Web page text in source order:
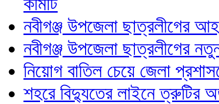
নবীগঞ্জ উপজেলা ছাত্রলীগের
নবীগঞ্জ উপজেলা ছাত্রলীগের
নিয়োগ বাতিল চেয়ে জেলা
শহরে বিদ্যুতের লাইনে ত্রুটির